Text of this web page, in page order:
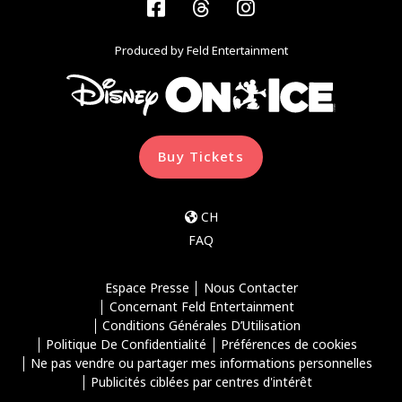
Facebook
ThreadsInstagram
Produced by Feld Entertainment
Buy Tickets
CH
FAQ
Espace Presse
Nous Contacter
Concernant Feld Entertainment
Conditions Générales D’Utilisation
Politique De Confidentialité
Préférences de cookies
Ne pas vendre ou partager mes informations personnelles
Publicités ciblées par centres d'intérêt